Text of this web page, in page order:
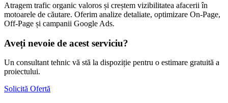
Atragem trafic organic valoros și creștem vizibilitatea afacerii în
motoarele de căutare. Oferim analize detaliate, optimizare On-Page,
Off-Page și campanii Google Ads.
Aveți nevoie de acest serviciu?
Un consultant tehnic vă stă la dispoziție pentru o estimare gratuită a
proiectului.
Solicită Ofertă